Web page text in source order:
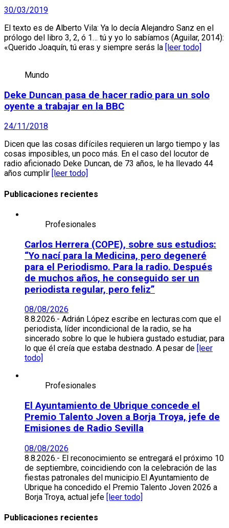
30/03/2019
El texto es de Alberto Vila: Ya lo decía Alejandro Sanz en el
prólogo del libro 3, 2, ó 1… tú y yo lo sabíamos (Aguilar, 2014):
«Querido Joaquín, tú eras y siempre serás la [leer todo]
Mundo
Deke Duncan pasa de hacer radio para un solo
oyente a trabajar en la BBC
24/11/2018
Dicen que las cosas difíciles requieren un largo tiempo y las
cosas imposibles, un poco más. En el caso del locutor de
radio aficionado Deke Duncan, de 73 años, le ha llevado 44
años cumplir
[leer todo]
Publicaciones recientes
Profesionales
Carlos Herrera (COPE), sobre sus estudios:
“Yo nací para la Medicina, pero degeneré
para el Periodismo. Para la radio. Después
de muchos años, he conseguido ser un
periodista regular, pero feliz”
08/08/2026
8.8.2026.- Adrián López escribe en lecturas.com que el
periodista, líder incondicional de la radio, se ha
sincerado sobre lo que le hubiera gustado estudiar, para
lo que él creía que estaba destnado. A pesar de
[leer
todo]
Profesionales
El Ayuntamiento de Ubrique concede el
Premio Talento Joven a Borja Troya, jefe de
Emisiones de Radio Sevilla
08/08/2026
8.8.2026.- El reconocimiento se entregará el próximo 10
de septiembre, coincidiendo con la celebración de las
fiestas patronales del municipio.El Ayuntamiento de
Ubrique ha concedido el Premio Talento Joven 2026 a
Borja Troya, actual jefe [leer todo]
Publicaciones recientes